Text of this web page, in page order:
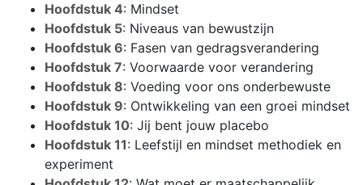
Hoofdstuk 4: Mindset
Hoofdstuk 5: Niveaus van bewustzijn
Hoofdstuk 6: Fasen van gedragsverandering
Hoofdstuk 7: Voorwaarde voor verandering
Hoofdstuk 8: Voeding voor ons onderbewuste
Hoofdstuk 9: Ontwikkeling van een groei mindset
Hoofdstuk 10: Jij bent jouw placebo
Hoofdstuk 11: Leefstijl en mindset methodiek en
experiment